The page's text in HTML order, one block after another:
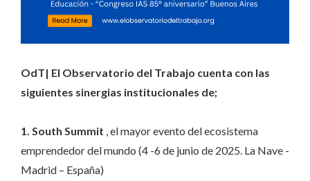
OdT| El Observatorio del Trabajo cuenta con las
siguientes sinergias institucionales de;
1. South Summit , el mayor evento del ecosistema
emprendedor del mundo (4 -6 de junio de 2025. La Nave -
Madrid – España)